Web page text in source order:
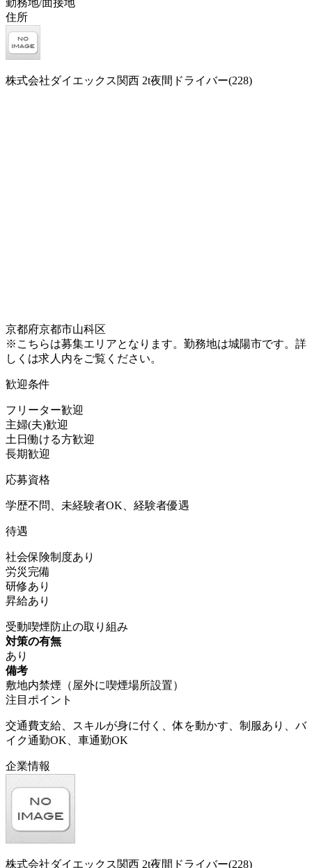
住所
株式会社ダイエックス関西 2t夜間ドライバー(228)
京都府京都市山科区
※こちらは募集エリアとなります。勤務地は城陽市です。詳
しくは求人内をご覧ください。
歓迎条件
フリーター歓迎
主婦(夫)歓迎
土日働ける方歓迎
長期歓迎
応募資格
学歴不問、未経験者OK、経験者優遇
待遇
社会保険制度あり
労災完備
研修あり
昇給あり
受動喫煙防止の取り組み
対策の有無
あり
備考
敷地内禁煙（屋外に喫煙場所設置）
注目ポイント
交通費支給、スキルが身に付く、体を動かす、制服あり、バ
イク通勤OK、車通勤OK
企業情報
株式会社ダイエックス関西 2t夜間ドライバー(228)